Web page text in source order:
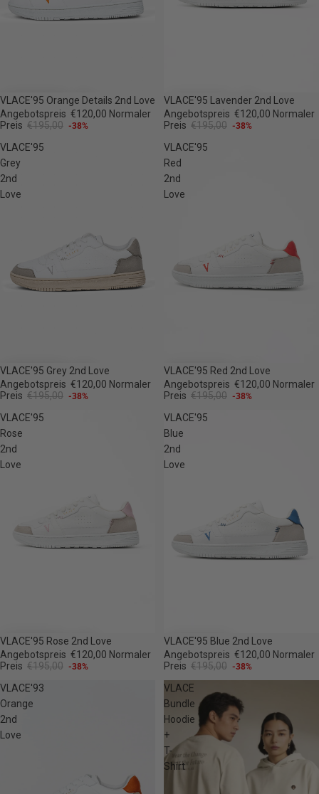
-38%
VLACE'95 Orange Details 2nd Love
Angebotspreis €120,00 Normaler
Preis €195,00 -38%
-38%
VLACE'95 Lavender 2nd Love
Angebotspreis €120,00 Normaler
Preis €195,00 -38%
VLACE'95
Grey
2nd
Love
-38%
VLACE'95 Grey 2nd Love
Angebotspreis €120,00 Normaler
Preis €195,00 -38%
VLACE'95
Red
2nd
Love
-38%
VLACE'95 Red 2nd Love
Angebotspreis €120,00 Normaler
Preis €195,00 -38%
VLACE'95
Rose
2nd
Love
-38%
VLACE'95 Rose 2nd Love
Angebotspreis €120,00 Normaler
Preis €195,00 -38%
VLACE'95
Blue
2nd
Love
-38%
VLACE'95 Blue 2nd Love
Angebotspreis €120,00 Normaler
Preis €195,00 -38%
VLACE'93
Orange
2nd
Love
VLACE
Bundle
Hoodie
+
T-
Shirt